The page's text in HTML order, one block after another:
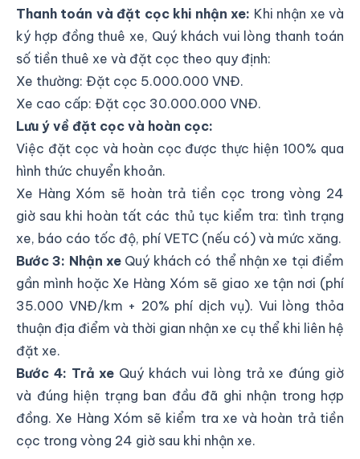
Thanh toán và đặt cọc khi nhận xe: Khi nhận xe và
ký hợp đồng thuê xe, Quý khách vui lòng thanh toán
số tiền thuê xe và đặt cọc theo quy định:
Xe thường: Đặt cọc 5.000.000 VNĐ.
Xe cao cấp: Đặt cọc 30.000.000 VNĐ.
Lưu ý về đặt cọc và hoàn cọc:
Việc đặt cọc và hoàn cọc được thực hiện 100% qua
hình thức chuyển khoản.
Xe Hàng Xóm sẽ hoàn trả tiền cọc trong vòng 24
giờ sau khi hoàn tất các thủ tục kiểm tra: tình trạng
xe, báo cáo tốc độ, phí VETC (nếu có) và mức xăng.
Bước 3: Nhận xe Quý khách có thể nhận xe tại điểm
gần mình hoặc Xe Hàng Xóm sẽ giao xe tận nơi (phí
35.000 VNĐ/km + 20% phí dịch vụ). Vui lòng thỏa
thuận địa điểm và thời gian nhận xe cụ thể khi liên hệ
đặt xe.
Bước 4: Trả xe Quý khách vui lòng trả xe đúng giờ
và đúng hiện trạng ban đầu đã ghi nhận trong hợp
đồng. Xe Hàng Xóm sẽ kiểm tra xe và hoàn trả tiền
cọc trong vòng 24 giờ sau khi nhận xe.